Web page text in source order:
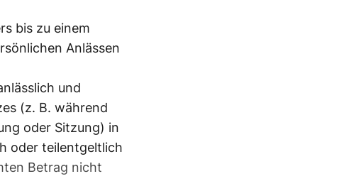
bis zu einem
Anlässen
und
(z. B. während
oder Sitzung) in
oder teilentgeltlich
Betrag nicht